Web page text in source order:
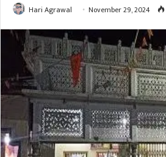
Hari Agrawal November 29, 2024